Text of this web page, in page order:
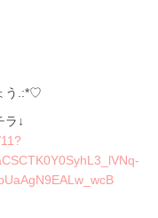
う.:*♡
ラ↓